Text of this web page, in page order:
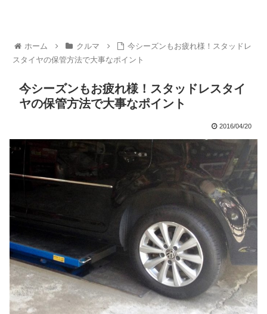
ホーム クルマ
今シーズンもお疲れ様！スタッドレ
スタイヤの保管方法で大事なポイント
今シーズンもお疲れ様！スタッドレスタイ
ヤの保管方法で大事なポイント
2016/04/20